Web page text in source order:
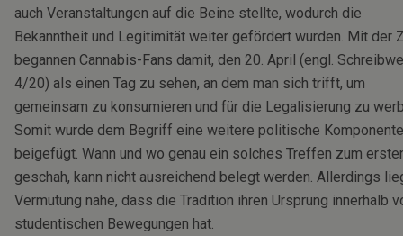
auch Veranstaltungen auf die Beine stellte, wodurch die
Bekanntheit und Legitimität weiter gefördert wurden. Mit der
begannen Cannabis-Fans damit, den 20. April (engl.
4/20) als einen Tag zu sehen, an dem man sich trifft, um
gemeinsam zu konsumieren und für die Legalisierung zu
Somit wurde dem Begriff eine weitere politische Komponente
beigefügt. Wann und wo genau ein solches Treffen zum
geschah, kann nicht ausreichend belegt werden. Allerdings
Vermutung nahe, dass die Tradition ihren Ursprung innerhalb
studentischen Bewegungen hat.